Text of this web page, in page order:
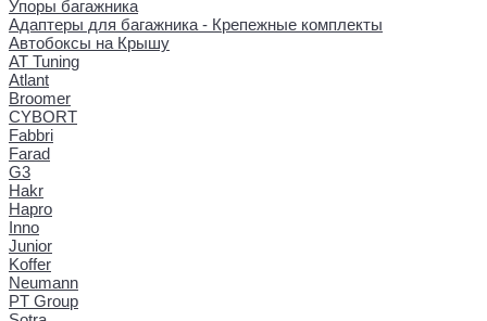
Упоры багажника
Адаптеры для багажника - Крепежные комплекты
Автобоксы на Крышу
AT Tuning
Atlant
Broomer
CYBORT
Fabbri
Farad
G3
Hakr
Hapro
Inno
Junior
Koffer
Neumann
PT Group